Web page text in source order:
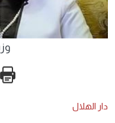
دار الهلال